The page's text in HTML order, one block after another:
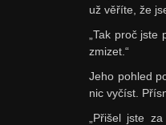
už věříte, že
„Tak proč jste
zmizet.“
Jeho pohled
nic vyčíst.
„Přišel jste